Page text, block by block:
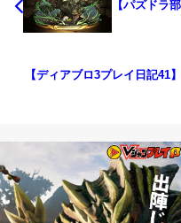
【パズドラ
【ディアブロ3プレイ日記41